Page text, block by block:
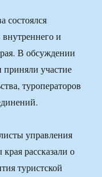
состоялся
внутреннего и
В обсуждении
приняли участие
туроператоров
управления
рассказали о
туристской